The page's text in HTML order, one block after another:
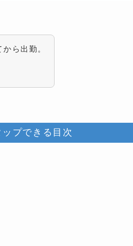
ら出勤。
ップできる目次